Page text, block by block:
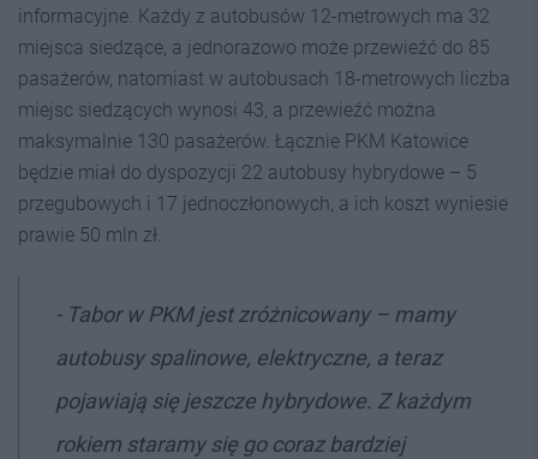
informacyjne. Każdy z autobusów 12-metrowych ma 32
miejsca siedzące, a jednorazowo może przewieźć do 85
pasażerów, natomiast w autobusach 18-metrowych liczba
miejsc siedzących wynosi 43, a przewieźć można
maksymalnie 130 pasażerów. Łącznie PKM Katowice
będzie miał do dyspozycji 22 autobusy hybrydowe – 5
przegubowych i 17 jednoczłonowych, a ich koszt wyniesie
prawie 50 mln zł.
- Tabor w PKM jest zróżnicowany – mamy
autobusy spalinowe, elektryczne, a teraz
pojawiają się jeszcze hybrydowe. Z każdym
rokiem staramy się go coraz bardziej